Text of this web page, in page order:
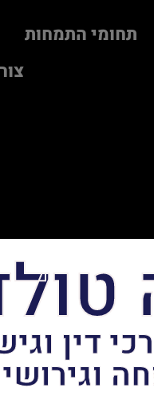
תחומי התמחות
דין